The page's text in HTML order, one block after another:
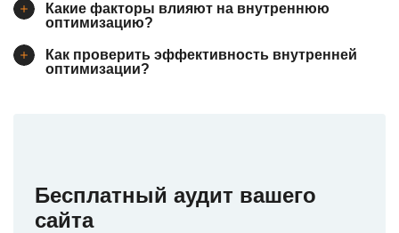
Какие факторы влияют на внутреннюю
оптимизацию?
Как проверить эффективность внутренней
оптимизации?
Бесплатный аудит вашего
сайта